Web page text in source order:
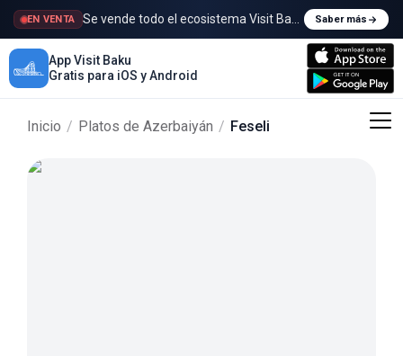
EN VENTA Se vende todo el ecosistema Visit Baku Saber más
App Visit Baku
Gratis para iOS y Android
Inicio / Platos de Azerbaiyán / Feseli